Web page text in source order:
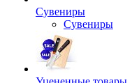
Сувениры
Сувениры